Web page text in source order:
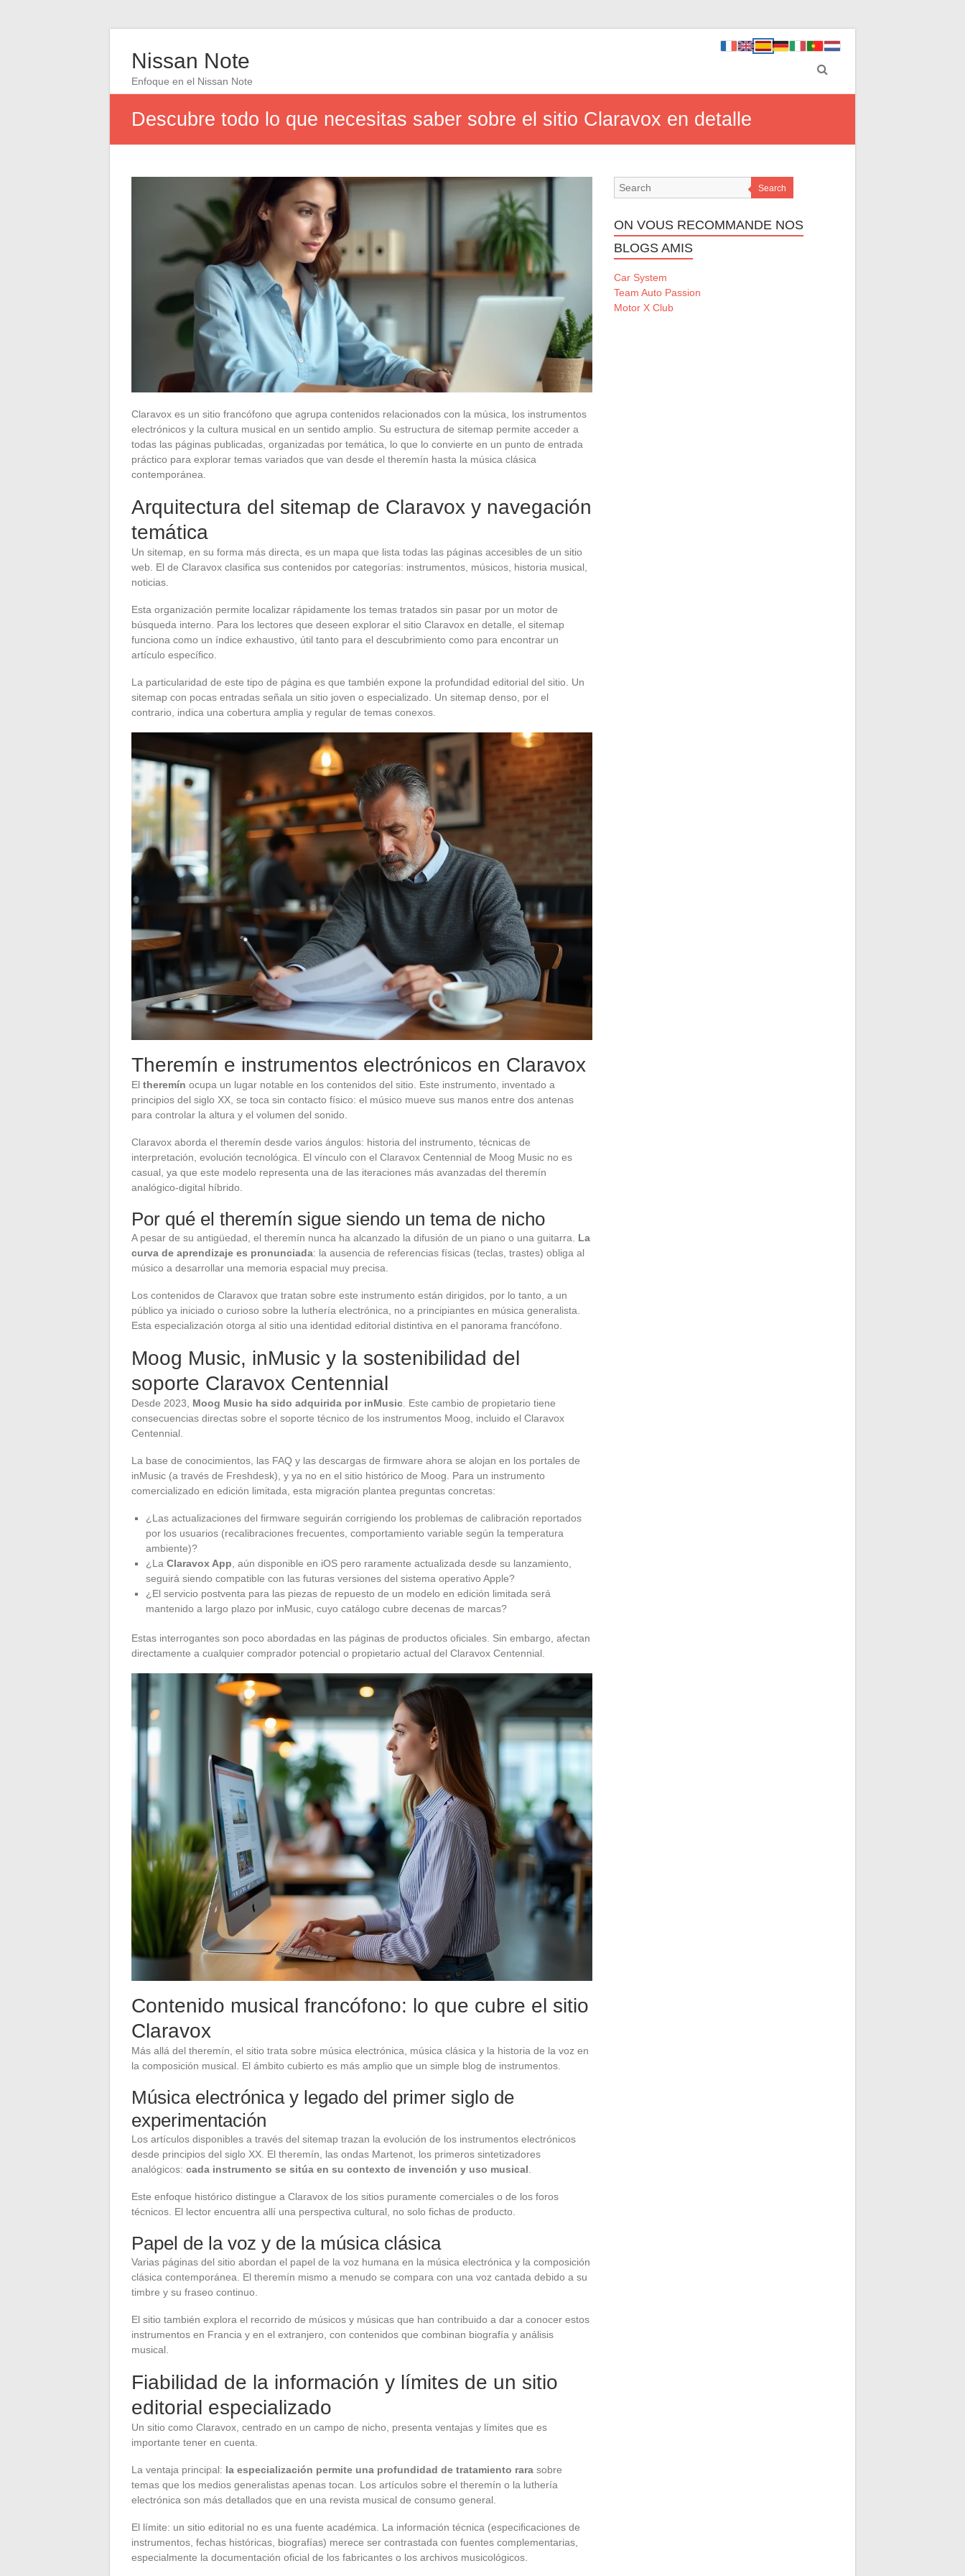
Nissan Note
Enfoque en el Nissan Note
Descubre todo lo que necesitas saber sobre el sitio Claravox en detalle
Claravox es un sitio francófono que agrupa contenidos relacionados con la música, los instrumentos
electrónicos y la cultura musical en un sentido amplio. Su estructura de sitemap permite acceder a
todas las páginas publicadas, organizadas por temática, lo que lo convierte en un punto de entrada
práctico para explorar temas variados que van desde el theremín hasta la música clásica
contemporánea.
Arquitectura del sitemap de Claravox y navegación
temática
Un sitemap, en su forma más directa, es un mapa que lista todas las páginas accesibles de un sitio
web. El de Claravox clasifica sus contenidos por categorías: instrumentos, músicos, historia musical,
noticias.
Esta organización permite localizar rápidamente los temas tratados sin pasar por un motor de
búsqueda interno. Para los lectores que deseen explorar el sitio Claravox en detalle, el sitemap
funciona como un índice exhaustivo, útil tanto para el descubrimiento como para encontrar un
artículo específico.
La particularidad de este tipo de página es que también expone la profundidad editorial del sitio. Un
sitemap con pocas entradas señala un sitio joven o especializado. Un sitemap denso, por el
contrario, indica una cobertura amplia y regular de temas conexos.
Theremín e instrumentos electrónicos en Claravox
El theremín ocupa un lugar notable en los contenidos del sitio. Este instrumento, inventado a
principios del siglo XX, se toca sin contacto físico: el músico mueve sus manos entre dos antenas
para controlar la altura y el volumen del sonido.
Claravox aborda el theremín desde varios ángulos: historia del instrumento, técnicas de
interpretación, evolución tecnológica. El vínculo con el Claravox Centennial de Moog Music no es
casual, ya que este modelo representa una de las iteraciones más avanzadas del theremín
analógico-digital híbrido.
Por qué el theremín sigue siendo un tema de nicho
A pesar de su antigüedad, el theremín nunca ha alcanzado la difusión de un piano o una guitarra. La
curva de aprendizaje es pronunciada: la ausencia de referencias físicas (teclas, trastes) obliga al
músico a desarrollar una memoria espacial muy precisa.
Los contenidos de Claravox que tratan sobre este instrumento están dirigidos, por lo tanto, a un
público ya iniciado o curioso sobre la luthería electrónica, no a principiantes en música generalista.
Esta especialización otorga al sitio una identidad editorial distintiva en el panorama francófono.
Moog Music, inMusic y la sostenibilidad del
soporte Claravox Centennial
Desde 2023, Moog Music ha sido adquirida por inMusic . Este cambio de propietario tiene
consecuencias directas sobre el soporte técnico de los instrumentos Moog, incluido el Claravox
Centennial.
La base de conocimientos, las FAQ y las descargas de firmware ahora se alojan en los portales de
inMusic (a través de Freshdesk), y ya no en el sitio histórico de Moog. Para un instrumento
comercializado en edición limitada, esta migración plantea preguntas concretas:
¿Las actualizaciones del firmware seguirán corrigiendo los problemas de calibración reportados
por los usuarios (recalibraciones frecuentes, comportamiento variable según la temperatura
ambiente)?
¿La Claravox App , aún disponible en iOS pero raramente actualizada desde su lanzamiento,
seguirá siendo compatible con las futuras versiones del sistema operativo Apple?
¿El servicio postventa para las piezas de repuesto de un modelo en edición limitada será
mantenido a largo plazo por inMusic, cuyo catálogo cubre decenas de marcas?
Estas interrogantes son poco abordadas en las páginas de productos oficiales. Sin embargo, afectan
directamente a cualquier comprador potencial o propietario actual del Claravox Centennial.
Contenido musical francófono: lo que cubre el sitio
Claravox
Más allá del theremín, el sitio trata sobre música electrónica, música clásica y la historia de la voz en
la composición musical. El ámbito cubierto es más amplio que un simple blog de instrumentos.
Música electrónica y legado del primer siglo de
experimentación
Los artículos disponibles a través del sitemap trazan la evolución de los instrumentos electrónicos
desde principios del siglo XX. El theremín, las ondas Martenot, los primeros sintetizadores
analógicos: cada instrumento se sitúa en su contexto de invención y uso musical
Este enfoque histórico distingue a Claravox de los sitios puramente comerciales o de los foros
técnicos. El lector encuentra allí una perspectiva cultural, no solo fichas de producto.
Papel de la voz y de la música clásica
Varias páginas del sitio abordan el papel de la voz humana en la música electrónica y la composición
clásica contemporánea. El theremín mismo a menudo se compara con una voz cantada debido a su
timbre y su fraseo continuo.
El sitio también explora el recorrido de músicos y músicas que han contribuido a dar a conocer estos
instrumentos en Francia y en el extranjero, con contenidos que combinan biografía y análisis
musical.
Fiabilidad de la información y límites de un sitio
editorial especializado
Un sitio como Claravox, centrado en un campo de nicho, presenta ventajas y límites que es
importante tener en cuenta.
La ventaja principal: la especialización permite una profundidad de tratamiento rara sobre
temas que los medios generalistas apenas tocan. Los artículos sobre el theremín o la luthería
electrónica son más detallados que en una revista musical de consumo general.
El límite: un sitio editorial no es una fuente académica. La información técnica (especificaciones de
instrumentos, fechas históricas, biografías) merece ser contrastada con fuentes complementarias,
especialmente la documentación oficial de los fabricantes o los archivos musicológicos.
Search
ON VOUS RECOMMANDE NOS
BLOGS AMIS
Car System
Team Auto Passion
Motor X Club